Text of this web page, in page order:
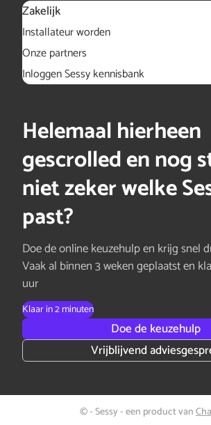
Zakelijk
Installateur worden
Onze partners
Inloggen Sessy kennisbank
Helemaal hierheen
gescrolled en nog
niet zeker welke
past?
Doe de online keuzehulp en krijg snel
Vaak al binnen 3 weken geplaatst en
uur
Klaar in 2 minuten
Doe de keuzehulp
Vrijblijvend
© - Sessy - een product van